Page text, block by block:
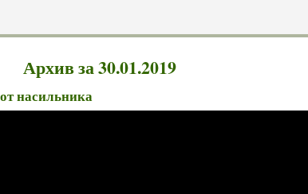
Архив за 30.01.2019
насильника